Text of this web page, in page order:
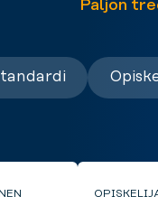
Paljon